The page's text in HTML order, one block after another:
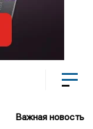
Важная новость